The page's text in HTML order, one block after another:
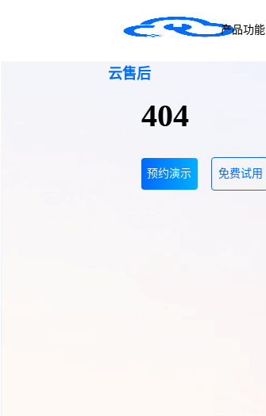
云售后
产品功能
404
预约演示 免费试用